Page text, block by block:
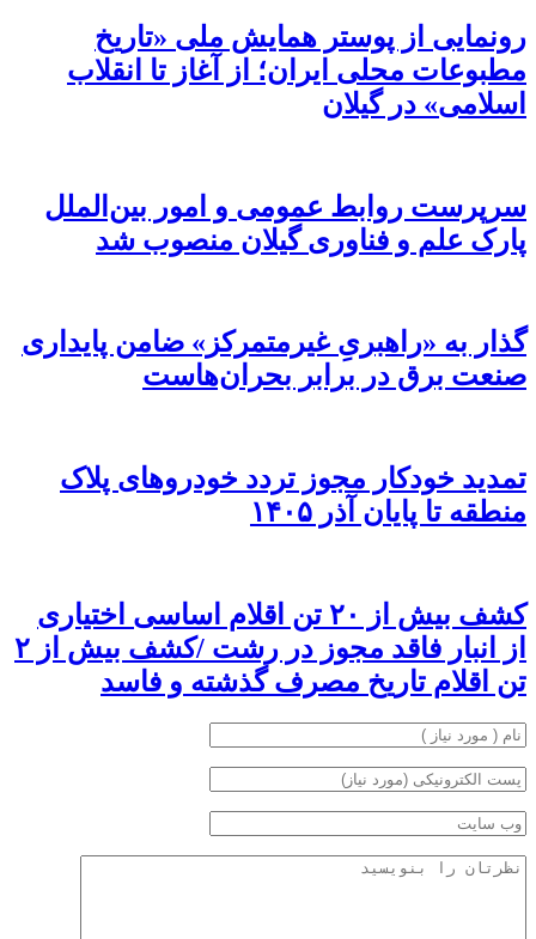
رونمایی از پوستر همایش ملی «تاریخ
مطبوعات محلی ایران؛ از آغاز تا انقلاب
اسلامی» در گیلان
سرپرست روابط عمومی و امور بین‌الملل
پارک علم و فناوری گیلان منصوب شد
گذار به «راهبریِ غیرمتمرکز» ضامن پایداری
صنعت برق در برابر بحران‌هاست
تمدید خودکار مجوز تردد خودروهای پلاک
منطقه تا پایان آذر ۱۴۰۵
کشف بیش از ۲۰ تن اقلام اساسی اختیاری
از انبار فاقد مجوز در رشت /کشف بیش از ۲
تن اقلام تاریخ مصرف گذشته و فاسد